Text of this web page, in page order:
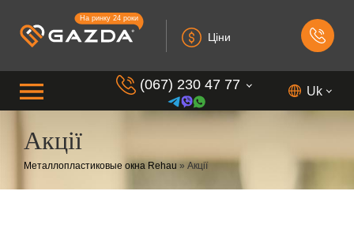
На ринку 24 роки
Ціни
(067) 230 47 77
(099) 230 73 37
(050) 230 7 337
Uk
Акції
Металлопластиковые окна Rehau » Акції